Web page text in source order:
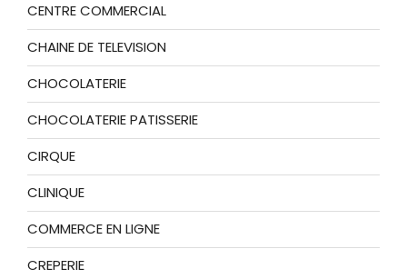
CENTRE COMMERCIAL
CHAINE DE TELEVISION
CHOCOLATERIE
CHOCOLATERIE PATISSERIE
CIRQUE
CLINIQUE
COMMERCE EN LIGNE
CREPERIE